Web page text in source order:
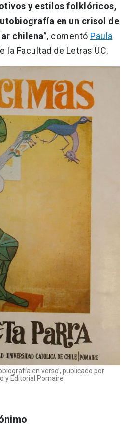
y estilos folklóricos,
en un crisol de
chilena”, comentó Paula
la Facultad de Letras UC.
en verso’, publicado por
y Editorial Pomaire.